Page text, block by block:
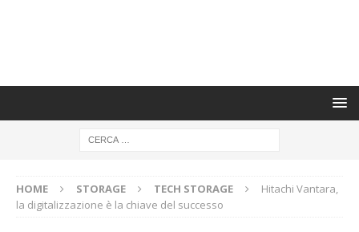
HOME STORAGE TECH STORAGE
Hitachi Vantara,
la digitalizzazione è la chiave del successo